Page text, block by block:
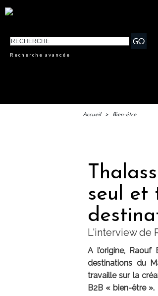
Recherche avancée
Accueil > Bien-être
seul et
L'interview de
A l’origine,
destinations du
travaille sur la
B2B « bien-être